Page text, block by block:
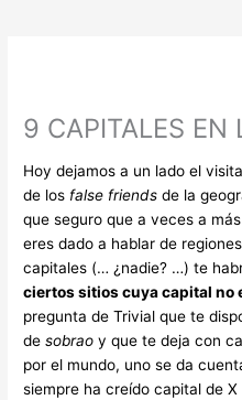
9 CAPITALES EN
Hoy dejamos a un lado el
de los false friends de la
que seguro que a veces a
eres dado a hablar de
capitales (… ¿nadie? …) te
ciertos sitios cuya capital no
pregunta de Trivial que te
desobrao y que te deja con
por el mundo, uno se da
siempre ha creído capital de